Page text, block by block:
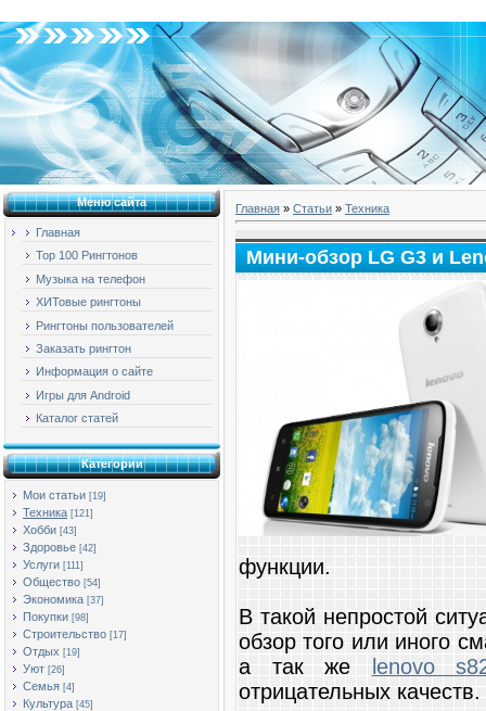
Меню сайта
Главная
Top 100 Рингтонов
Музыка на телефон
ХИТовые рингтоны
Рингтоны пользователей
Заказать рингтон
Информация о сайте
Игры для Android
Каталог статей
Категории
Мои статьи [19]
Техника [121]
Хобби [43]
Здоровье [42]
Услуги [111]
Общество [54]
Экономика [37]
Покупки [98]
Строительство [17]
Отдых [19]
Уют [26]
Семья [4]
Культура [45]
Главная » Статьи » Техника
Мини-обзор LG G3 и
функции.
В такой непростой
обзор того или иного
а так же lenovo
отрицательных качеств.